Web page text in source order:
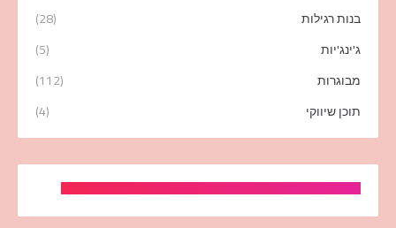
בנות רגילות
(28)
ג'ינג'יות
(5)
מבוגרות
(112)
תוכן שיווקי
(4)